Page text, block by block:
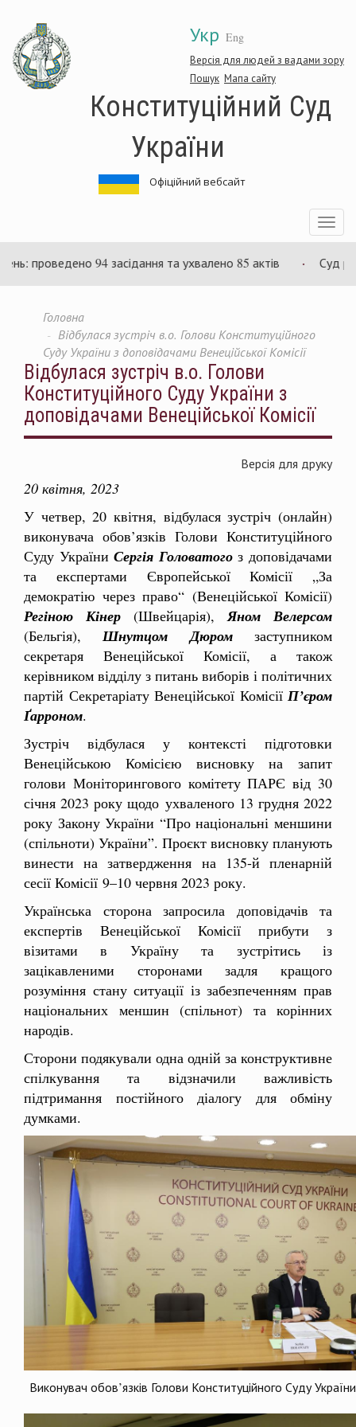
основного
матеріалу
Укр Eng
Версія для людей з вадами зору
Пошук Мапа сайту
Конституційний Суд
України
Офіційний вебсайт
Toggle
94 засідання та ухвалено 85 актів Суд
Головна
Відбулася зустріч в.о. Голови Конституційного
Суду України з доповідачами Венеційської Комісії
Відбулася зустріч в.о. Голови
Конституційного Суду України з
доповідачами Венеційської Комісії
Версія для друку
20 квітня, 2023
У четвер, 20 квітня, відбулася зустріч (онлайн)
виконувача обов’язків Голови Конституційного
Суду УкраїниСергія Головатогоз доповідачами
та експертами Європейської Комісії „За
демократію через право“ (Венеційської Комісії)
Регіною Кінер (Швейцарія), Яном Велерсом
(Бельгія), Шнутцом Дюромзаступником
секретаря Венеційської Комісії, а також
керівником відділу з питань виборів і політичних
партій Секретаріату Венеційської Комісії П’єром
Ґарроном.
Зустріч відбулася у контексті підготовки
Венеційською Комісією висновку на запит
голови Моніторингового комітету ПАРЄ від 30
січня 2023 року щодо ухваленого 13 грудня 2022
року Закону України “Про національні меншини
(спільноти) України”. Проєкт висновку планують
винести на затвердження на 135-й пленарній
сесії Комісії 9–10 червня 2023 року.
Українська сторона запросила доповідачів та
експертів Венеційської Комісії прибути з
візитами в Україну та зустрітись із
зацікавленими сторонами задля кращого
розуміння стану ситуації із забезпеченням прав
національних меншин (спільнот) та корінних
народів.
Сторони подякували одна одній за конструктивне
спілкування та відзначили важливість
підтримання постійного діалогу для обміну
думками.
Виконувач обов’язків Голови Конституційного Суду